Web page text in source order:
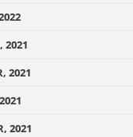
2021
2021
2021